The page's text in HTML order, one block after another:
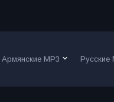
Армянские MP3 keyboard_arrow_down Русские